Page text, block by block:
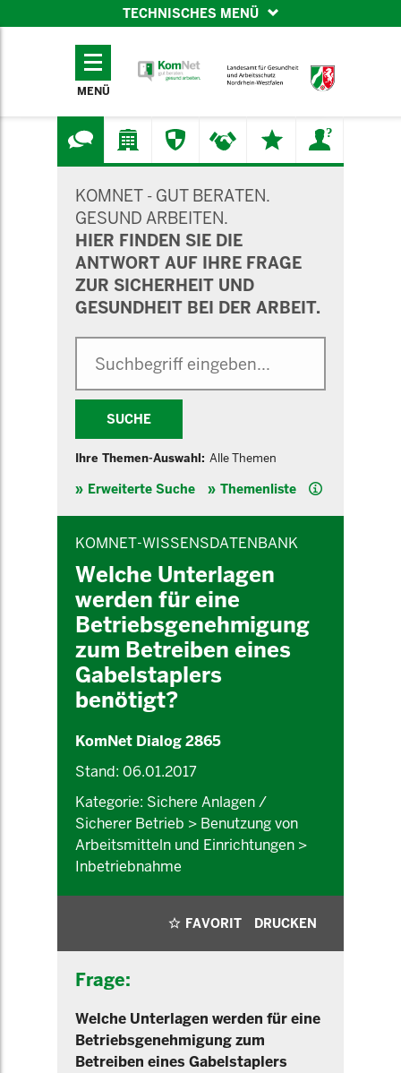
TECHNISCHES MENÜ
TECHNISCHES
MENÜ
KOMNET - GUT BERATEN.
GESUND ARBEITEN.
HIER FINDEN SIE DIE
ANTWORT AUF IHRE FRAGE
ZUR SICHERHEIT UND
GESUNDHEIT BEI DER ARBEIT.
SUCHE
Ihre Themen-Auswahl: Alle Themen
Erweiterte Suche Themenliste Hilfe
KOMNET-WISSENSDATENBANK
Welche Unterlagen
werden für eine
Betriebsgenehmigung
zum Betreiben eines
Gabelstaplers
benötigt?
KomNet Dialog 2865
Stand: 06.01.2017
Kategorie: Sichere Anlagen /
Sicherer Betrieb > Benutzung von
Arbeitsmitteln und Einrichtungen >
Inbetriebnahme
FAVORIT DRUCKEN
Frage:
Welche Unterlagen werden für eine
Betriebsgenehmigung zum
Betreiben eines Gabelstaplers